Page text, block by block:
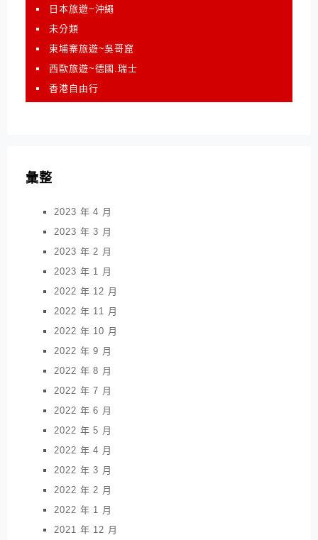
日本旅遊~沖繩
未分類
柬埔寨旅遊~吳哥窟
西歐旅遊~德國.瑞士
香港自由行
彙整
2023 年 4 月
2023 年 3 月
2023 年 2 月
2023 年 1 月
2022 年 12 月
2022 年 11 月
2022 年 10 月
2022 年 9 月
2022 年 8 月
2022 年 7 月
2022 年 6 月
2022 年 5 月
2022 年 4 月
2022 年 3 月
2022 年 2 月
2022 年 1 月
2021 年 12 月